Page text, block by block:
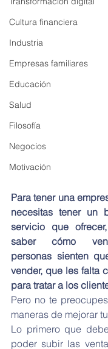
Cultura financiera
Industria
Empresas familiares
Educación
Salud
Filosofía
Negocios
Motivación
Para tener una
necesitas tener un
servicio que
saber cómo
personas sienten
vender, que les falta
para tratar a los
Pero no te
maneras de mejorar
Lo primero que
poder subir las